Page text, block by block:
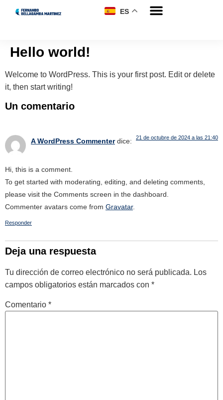
ES
Hello world!
Welcome to WordPress. This is your first post. Edit or delete
it, then start writing!
Un comentario
A WordPress Commenter dice: 21 de octubre de 2024 a las 21:40
Hi, this is a comment.
To get started with moderating, editing, and deleting comments,
please visit the Comments screen in the dashboard.
Commenter avatars come from Gravatar.
Responder
Deja una respuesta
Tu dirección de correo electrónico no será publicada. Los
campos obligatorios están marcados con *
Comentario *